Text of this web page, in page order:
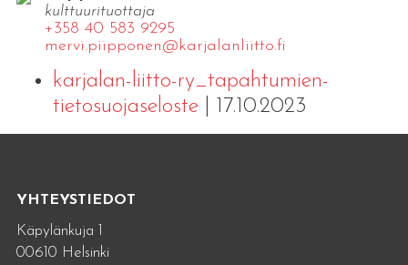
kulttuurituottaja
+358 40 583 9295
mervi.​piipponen@​kar​jala​nlii​tto.​fi
karjalan-liitto-ry_tapahtumien-
tietosuojaseloste| 17.10.2023
YHTEYSTIEDOT
Käpylänkuja 1
00610 Helsinki